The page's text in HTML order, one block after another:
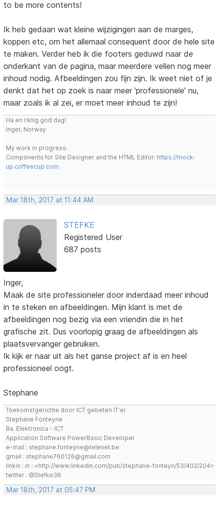
to be more contents!
Ik heb gedaan wat kleine wijzigingen aan de marges,
koppen etc, om het allemaal consequent door de hele site
te maken. Verder heb ik die footers geduwd naar de
onderkant van de pagina, maar meerdere vellen nog meer
inhoud nodig. Afbeeldingen zou fijn zijn. Ik weet niet of je
denkt dat het op zoek is naar meer 'professionele' nu,
maar zoals ik al zei, er moet meer inhoud te zijn!
Ha en riktig god dag!
Inger, Norway
My work in progress:
Components for Site Designer and the HTML Editor: https://mock-
up.coffeecup.com
Mar 18th, 2017 at 11:44 AM
STEFKE
Registered User
687 posts
Inger,
Maak de site professioneler door inderdaad meer inhoud
in te steken en afbeeldingen. Mijn klant is met de
afbeeldingen nog bezig via een vriendin die in het
grafische zit. Dus voorlopig graag de afbeeldingen als
plaatsvervanger gebruiken.
Ik kijk er naar uit als het ganse project af is en heel
professioneel oogt.
Stephane
Toekomstgerichte door ICT gebeten IT'er
Stephane Fonteyne
Ba. Elektronica - ICT
Application Software PowerBasic Developer
e-mail : stephane.fonteyne@telenet.be
gmail : stephane760126@gmail.com
linkin : in : <http://www.linkedin.com/pub/stephane-fonteyn/53/402/204>
twitter : @Stefke36
Mar 18th, 2017 at 05:47 PM